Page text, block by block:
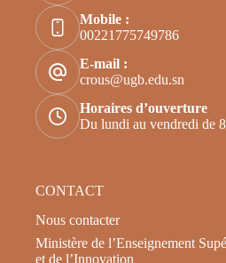
Mobile :
00221775749786
E-mail :
crous@ugb.edu.sn
Horaires d’ouverture
Du lundi au vendredi de
CONTACT
Nous contacter
Ministère de l’Enseignement
et de l’Innovation